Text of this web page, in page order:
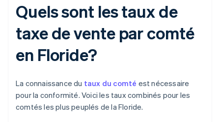
Quels sont les taux de
taxe de vente par comté
en Floride?
La connaissance du taux du comté est nécessaire
pour la conformité. Voici les taux combinés pour les
comtés les plus peuplés de la Floride.